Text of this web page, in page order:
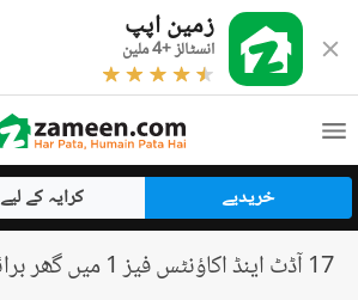
زمین اپپ
انسٹالز +4 ملین
خریدیے کرایہ کے لیے
17 آڈٹ اینڈ اکاؤنٹس فیز 1 میں گھر برائے فروخت